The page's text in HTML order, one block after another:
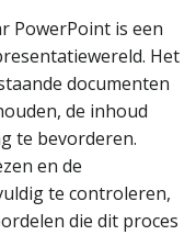
PowerPoint is een
Het
documenten
de inhoud
te bevorderen.
en de
te controleren,
die dit proces